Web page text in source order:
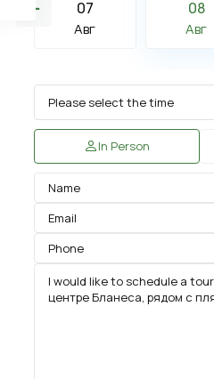
07
Авг
08
Авг
In Person